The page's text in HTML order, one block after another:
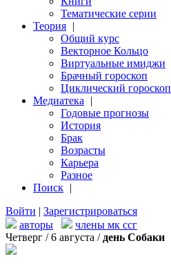
Тематические серии
Теория |
Общий курс
Векторное Кольцо
Виртуальные имиджи
Брачный гороскоп
Циклический гороскоп
Медиатека
|
Годовые прогнозы
История
Брак
Возрасты
Карьера
Разное
Поиск |
Войти | Зарегистрироваться
авторы
члены мк ссг
Четверг / 6 августа / день Собаки